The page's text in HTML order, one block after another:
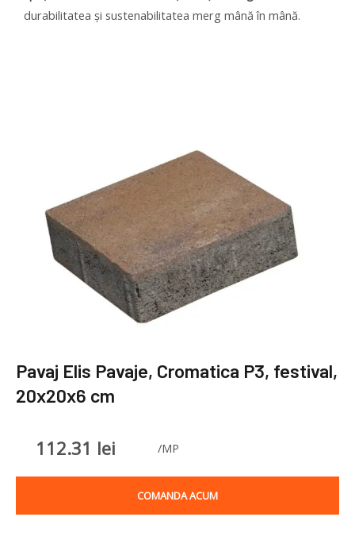
durabilitatea și sustenabilitatea merg mână în mână.
Pavaj Elis Pavaje, Cromatica P3, festival,
20x20x6 cm
112.31 lei /MP
COMANDA ACUM